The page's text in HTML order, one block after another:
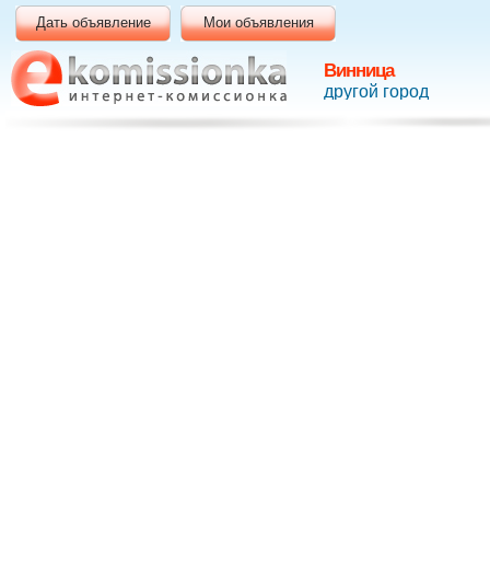
Винница
другой город
Дать объявление Мои объявления